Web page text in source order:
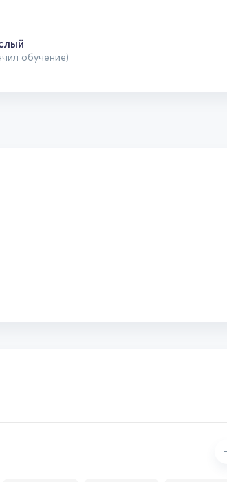
обучение)